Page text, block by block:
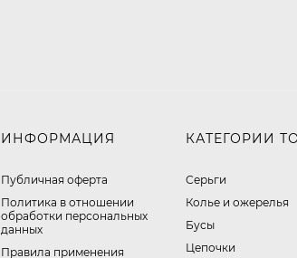
ИНФОРМАЦИЯ
Публичная оферта
​Политика в отношении
обработки персональных
данных
Правила применения
КАТЕГОРИИ
Серьги
Колье и ожерелья
Бусы
Цепочки